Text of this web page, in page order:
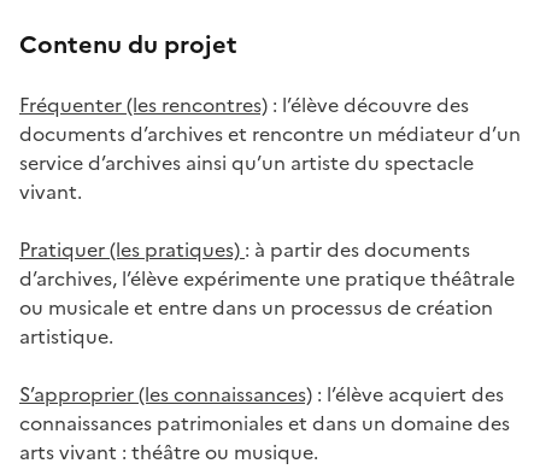
Contenu du projet
Fréquenter (les rencontres) : l’élève découvre des
documents d’archives et rencontre un médiateur d’un
service d’archives ainsi qu’un artiste du spectacle
vivant.
Pratiquer (les pratiques) : à partir des documents
d’archives, l’élève expérimente une pratique théâtrale
ou musicale et entre dans un processus de création
artistique.
S’approprier (les connaissances) : l’élève acquiert des
connaissances patrimoniales et dans un domaine des
arts vivant : théâtre ou musique.